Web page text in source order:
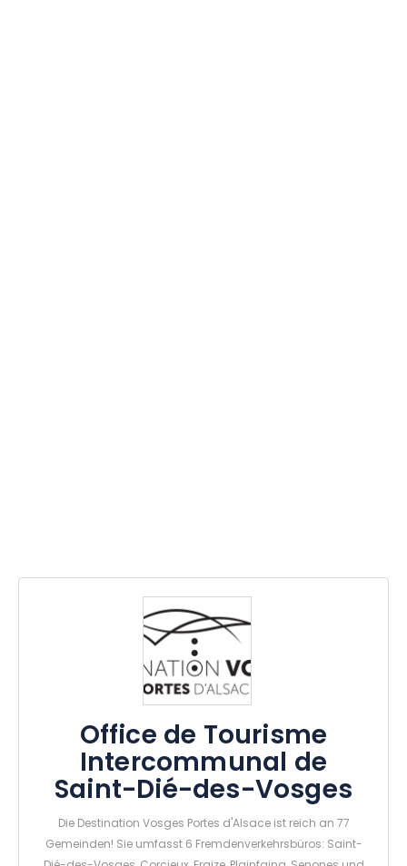
Office de Tourisme
Intercommunal de
Saint-Dié-des-Vosges
Die Destination Vosges Portes d'Alsace ist reich an 77
Gemeinden! Sie umfasst 6 Fremdenverkehrsbüros: Saint-